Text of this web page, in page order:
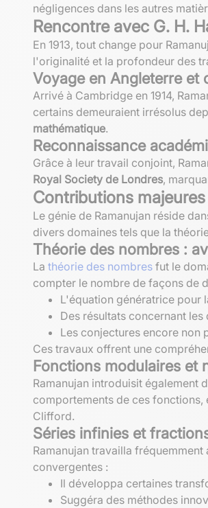
négligences dans les autres
Rencontre avec G. H.
En 1913, tout change pour
l'originalité et la profondeur des
Voyage en Angleterre
Arrivé à Cambridge en 1914,
certains demeuraient irrésolus
mathématique.
Reconnaissance
Grâce à leur travail conjoint,
Royal Society de Londres,
Contributions majeures
Le génie de Ramanujan réside
divers domaines tels que la
Théorie des nombres :
La théorie des nombres fut le
compter le nombre de façons de
L'équation génératrice pour
Des résultats concernant les
Les conjectures encore non
Ces travaux offrent une
Fonctions modulaires et
Ramanujan introduisit également
comportements de ces fonctions,
Clifford.
Séries infinies et
Ramanujan travailla fréquemment
convergentes :
Il développa certaines
Suggéra des méthodes